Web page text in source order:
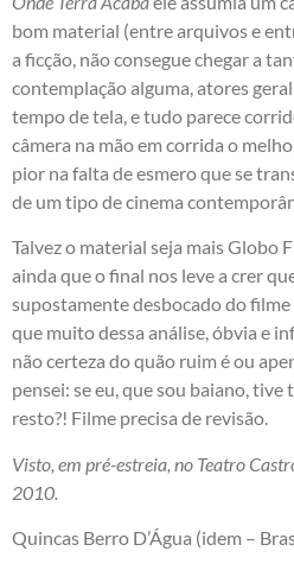
bom material (entre arquivos e
a ficção, não consegue chegar a
contemplação alguma, atores
tempo de tela, e tudo parece
câmera na mão em corrida o
pior na falta de esmero que se
de um tipo de cinema
Talvez o material seja mais Globo
ainda que o final nos leve a crer
supostamente desbocado do
que muito dessa análise, óbvia e
não certeza do quão ruim é ou
pensei: se eu, que sou baiano,
resto?! Filme precisa de revisão.
Visto, em pré-estreia, no Teatro
2010.
Quincas Berro D’Água (idem –